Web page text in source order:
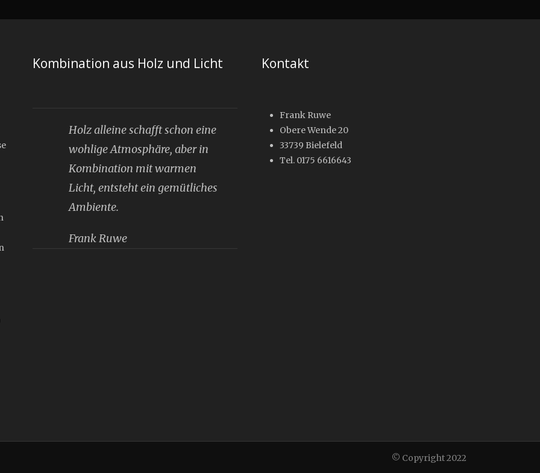
Kombination aus Holz und Licht
Holz alleine schafft schon eine
wohlige Atmosphäre, aber in
Kombination mit warmen
Licht, entsteht ein gemütliches
Ambiente.
Frank Ruwe
Kontakt
Frank Ruwe
Obere Wende 20
33739 Bielefeld
Tel. 0175 6616643
© Copyright 2022